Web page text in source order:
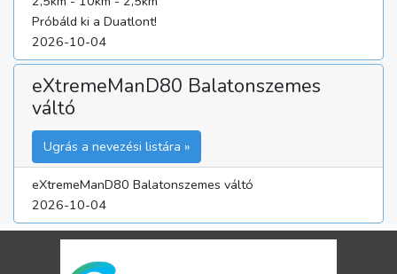
Próbáld ki a Duatlont!
2026-10-04
eXtremeManD80 Balatonszemes
váltó
Ugrás a nevezési listára »
eXtremeManD80 Balatonszemes váltó
2026-10-04